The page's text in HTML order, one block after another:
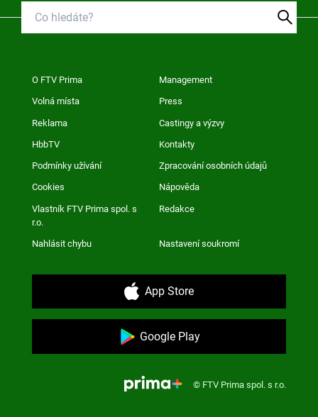
O FTV Prima Management
Volná místa Press
Reklama Castingy a výzvy
HbbTV Kontakty
Podmínky užívání Zpracování osobních údajů
Cookies Nápověda
Vlastník FTV Prima spol. s
r.o.
Redakce
Nahlásit chybu Nastavení soukromí
App Store
Google Play
© FTV Prima spol. s r.o.